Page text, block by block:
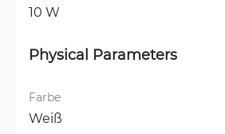
10 W
Physical Parameters
Farbe
Weiß